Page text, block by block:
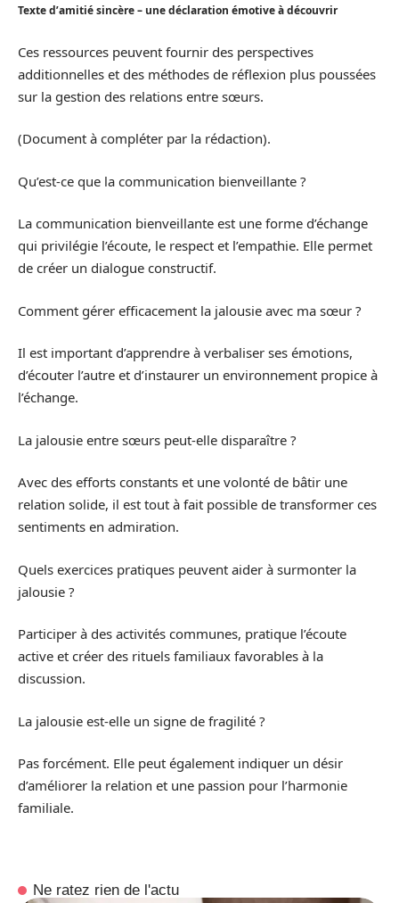
Texte d’amitié sincère – une déclaration émotive à découvrir
Ces ressources peuvent fournir des perspectives
additionnelles et des méthodes de réflexion plus poussées
sur la gestion des relations entre sœurs.
(Document à compléter par la rédaction).
Qu’est-ce que la communication bienveillante ?
La communication bienveillante est une forme d’échange
qui privilégie l’écoute, le respect et l’empathie. Elle permet
de créer un dialogue constructif.
Comment gérer efficacement la jalousie avec ma sœur ?
Il est important d’apprendre à verbaliser ses émotions,
d’écouter l’autre et d’instaurer un environnement propice à
l’échange.
La jalousie entre sœurs peut-elle disparaître ?
Avec des efforts constants et une volonté de bâtir une
relation solide, il est tout à fait possible de transformer ces
sentiments en admiration.
Quels exercices pratiques peuvent aider à surmonter la
jalousie ?
Participer à des activités communes, pratique l’écoute
active et créer des rituels familiaux favorables à la
discussion.
La jalousie est-elle un signe de fragilité ?
Pas forcément. Elle peut également indiquer un désir
d’améliorer la relation et une passion pour l’harmonie
familiale.
Ne ratez rien de l'actu